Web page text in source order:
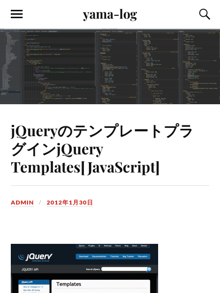
yama-log
jQueryのテンプレートプラ
グインjQuery
Templates[JavaScript]
ADMIN 2012年1月30日